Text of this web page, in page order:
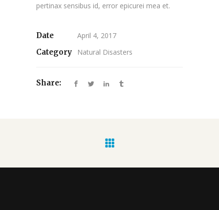
pertinax sensibus id, error epicurei mea et.
Date
April 4, 2017
Category
Natural Disasters
Share: